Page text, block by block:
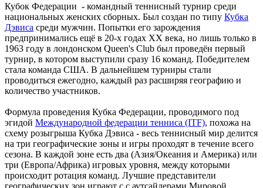
Кубок Федерации - командный теннисный турнир среди
национальных женских сборных. Был создан по типу Кубка
Дэвиса среди мужчин. Попытки его зарождения
предпринимались ещё в 20-х годах XX века, но лишь только в
1963 году в лондонском Queen's Club был проведён первый
турнир, в котором выступили сразу 16 команд. Победителем
стала команда США. В дальнейшем турниры стали
проводиться ежегодно, каждый раз расширяя географию и
количество участников.
Формула проведения Кубка Федерации, проводимого под
эгидой Международной федерации тенниса (ITF), похожа на
схему розыгрыша Кубка Дэвиса - весь теннисный мир делится
на три географические зоны и игры проходят в течение всего
сезона. В каждой зоне есть два (Азия/Океания и Америка) или
три (Европа/Африка) игровых уровня, между которыми
происходит ротация команд. Лучшие представители
географических зон играют с с аутсайдерами Мировой